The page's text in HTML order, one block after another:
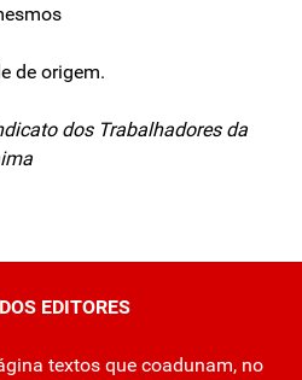
de origem.
dos Trabalhadores da
EDITORES
textos que coadunam, no